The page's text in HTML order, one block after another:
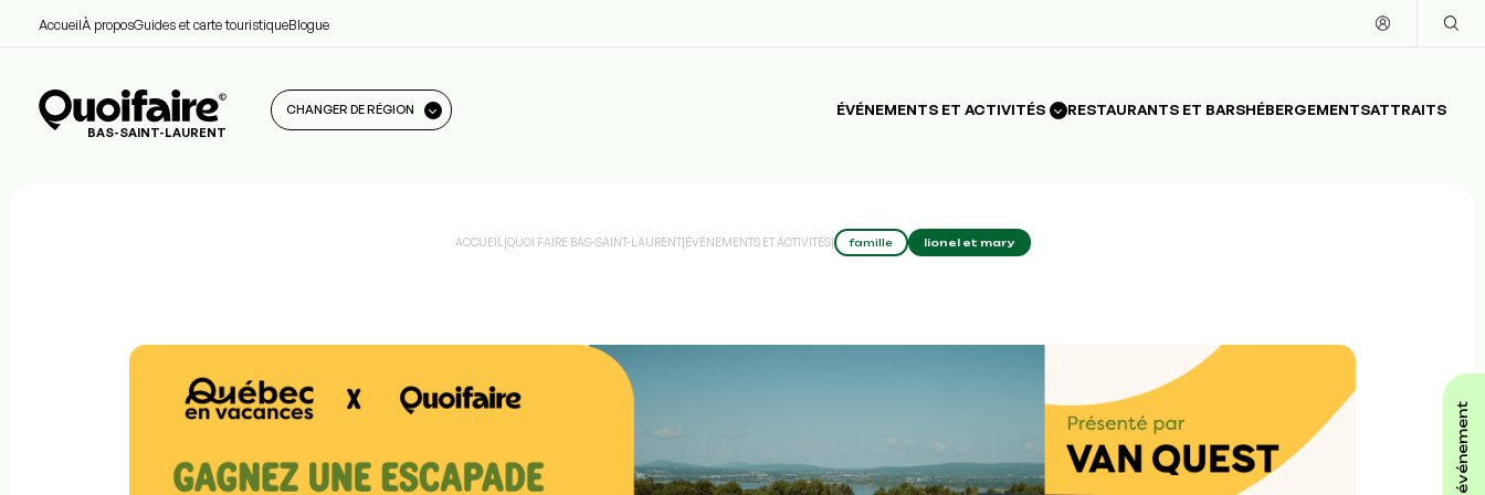
AccueilÀ proposGuides et carte touristiqueBlogue
BAS-SAINT-LAURENT
CHANGER DE RÉGION ÉVÉNEMENTS ET ACTIVITÉS RESTAURANTS ET BARSHÉBERGEMENTSATTRAITS
ACCUEIL |QUOI FAIRE BAS-SAINT-LAURENT|ÉVÉNEMENTS ET ACTIVITÉS| famille lionel et mary